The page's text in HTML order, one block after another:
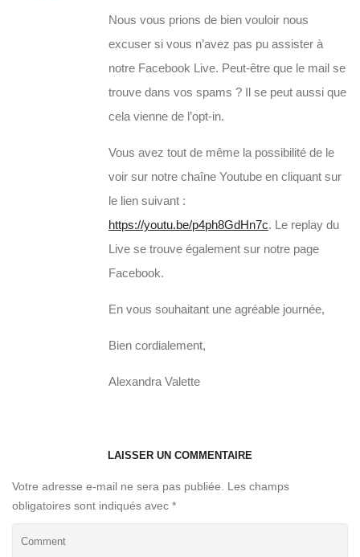
Nous vous prions de bien vouloir nous
excuser si vous n’avez pas pu assister à
notre Facebook Live. Peut-être que le mail se
trouve dans vos spams ? Il se peut aussi que
cela vienne de l’opt-in.
Vous avez tout de même la possibilité de le
voir sur notre chaîne Youtube en cliquant sur
le lien suivant :
https://youtu.be/p4ph8GdHn7c. Le replay du
Live se trouve également sur notre page
Facebook.
En vous souhaitant une agréable journée,
Bien cordialement,
Alexandra Valette
LAISSER UN COMMENTAIRE
Votre adresse e-mail ne sera pas publiée.
Les champs
obligatoires sont indiqués avec *